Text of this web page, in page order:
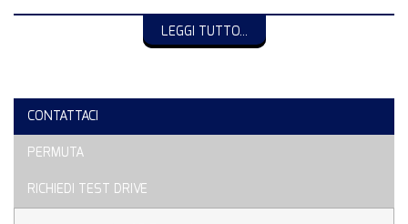
LEGGI TUTTO...
CONTATTACI
PERMUTA
RICHIEDI TEST DRIVE